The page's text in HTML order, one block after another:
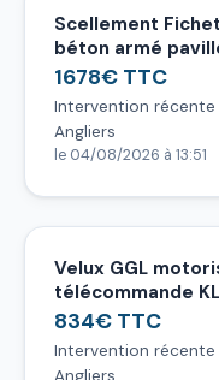
Scellement
béton armé
1678€ TTC
Intervention récente
Angliers
le 04/08/2026 à 13:51
Velux GGL
télécommande
834€ TTC
Intervention récente
Angliers